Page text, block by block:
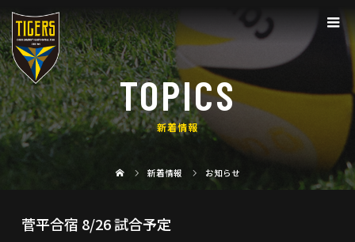
TOPICS
新着情報
新着情報 お知らせ
菅平合宿 8/26 試合予定